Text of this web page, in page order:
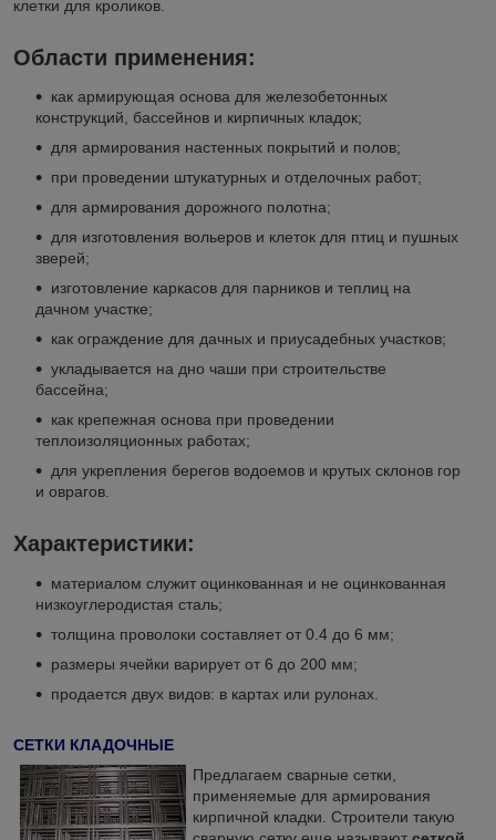
клетки для кроликов.
Области применения:
как армирующая основа для железобетонных
конструкций, бассейнов и кирпичных кладок;
для армирования настенных покрытий и полов;
при проведении штукатурных и отделочных работ;
для армирования дорожного полотна;
для изготовления вольеров и клеток для птиц и пушных
зверей;
изготовление каркасов для парников и теплиц на
дачном участке;
как ограждение для дачных и приусадебных участков;
укладывается на дно чаши при строительстве
бассейна;
как крепежная основа при проведении
теплоизоляционных работах;
для укрепления берегов водоемов и крутых склонов гор
и оврагов.
Характеристики:
материалом служит оцинкованная и не оцинкованная
низкоуглеродистая сталь;
толщина проволоки составляет от 0.4 до 6 мм;
размеры ячейки варирует от 6 до 200 мм;
продается двух видов: в картах или рулонах.
СЕТКИ КЛАДОЧНЫЕ
Предлагаем сварные сетки,
применяемые для армирования
кирпичной кладки. Строители такую